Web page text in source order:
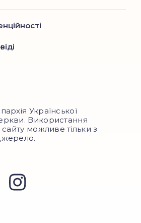
Української
Використання
сайту можливе тільки з